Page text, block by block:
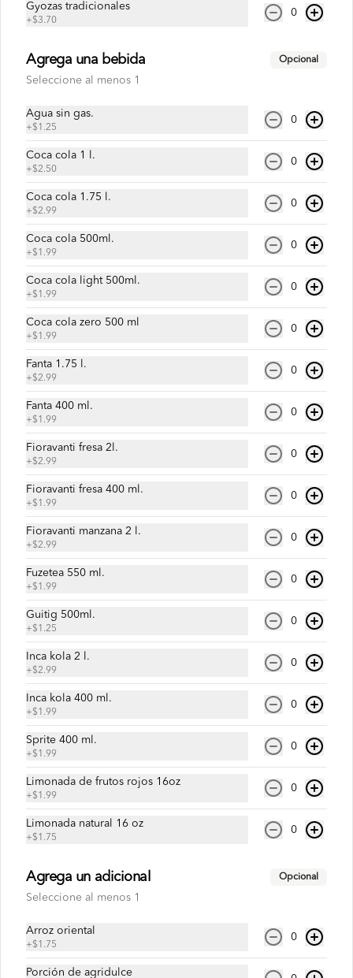
Arroz salteado con pollo y vegetales.
1 kilos de chaulafán especial.
Kilofan PLus
1 kilo de Chaulafán especial + 2
limonadas naturales de 250ml
$11.49
Medio Chaulafan Especial
3 kilos de Chaulafán especial.
Gyozas tradicionales
+$3.70
0
Agrega una bebida Opcional
Seleccione al menos 1
Agua sin gas.
+$1.25
0
Coca cola 1 l.
+$2.50
0
Coca cola 1.75 l.
+$2.99
0
Coca cola 500ml.
+$1.99
0
Coca cola light 500ml.
+$1.99
0
Coca cola zero 500 ml
+$1.99
0
Fanta 1.75 l.
+$2.99
0
Fanta 400 ml.
+$1.99
0
Fioravanti fresa 2l.
+$2.99
0
Fioravanti fresa 400 ml.
+$1.99
0
Fioravanti manzana 2 l.
+$2.99
0
Fuzetea 550 ml.
+$1.99
0
Guitig 500ml.
+$1.25
0
Inca kola 2 l.
+$2.99
0
Inca kola 400 ml.
+$1.99
0
Sprite 400 ml.
+$1.99
0
Limonada de frutos rojos 16oz
+$1.99
0
Limonada natural 16 oz
+$1.75
0
Agrega un adicional Opcional
Seleccione al menos 1
Arroz oriental
+$1.75
0
Porción de agridulce